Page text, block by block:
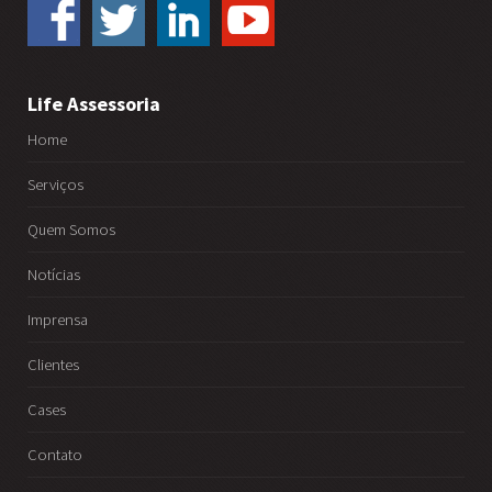
Life Assessoria
Home
Serviços
Quem Somos
Notícias
Imprensa
Clientes
Cases
Contato